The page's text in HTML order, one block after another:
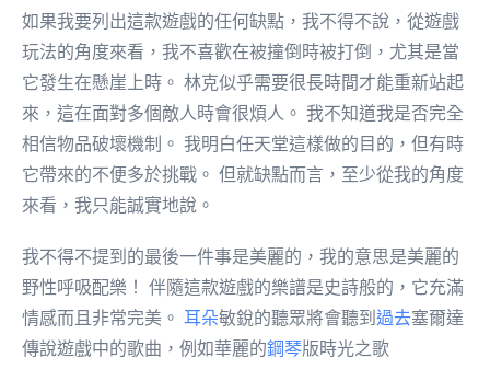
如果我要列出這款遊戲的任何缺點，我不得不說，從遊戲
玩法的角度來看，我不喜歡在被撞倒時被打倒，尤其是當
它發生在懸崖上時。 林克似乎需要很長時間才能重新站起
來，這在面對多個敵人時會很煩人。 我不知道我是否完全
相信物品破壞機制。 我明白任天堂這樣做的目的，但有時
它帶來的不便多於挑戰。 但就缺點而言，至少從我的角度
來看，我只能誠實地說。
我不得不提到的最後一件事是美麗的，我的意思是美麗的
野性呼吸配樂！ 伴隨這款遊戲的樂譜是史詩般的，它充滿
情感而且非常完美。 耳朵敏銳的聽眾將會聽到 過去塞爾達
傳說遊戲中的歌曲，例如華麗的鋼琴版時光之歌